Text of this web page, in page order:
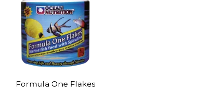
Formula One Flakes